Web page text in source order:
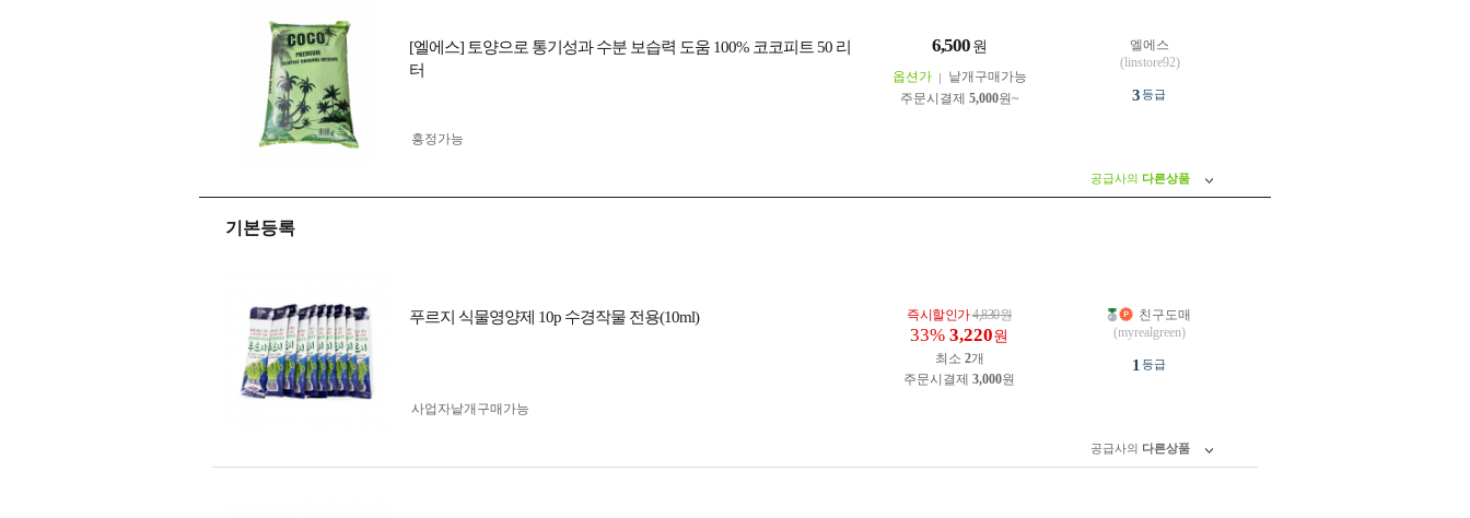
[엘에스] 토양으로 통기성과 수분 보습력 도움 100% 코코피트 50 리
터
6,500 원
옵션가
낱개구매가능
주문시결제 5,000원~
흥정가능
엘에스
(linstore92)
3등급
공급사의 다른상품
기본등록
푸르지 식물영양제 10p 수경작물 전용(10ml) 즉시할인가4,830원
33% 3,220원
최소 2개
주문시결제 3,000원
사업자 낱개구매가능
친구도매
(myrealgreen)
1 등급
공급사의 다른상품